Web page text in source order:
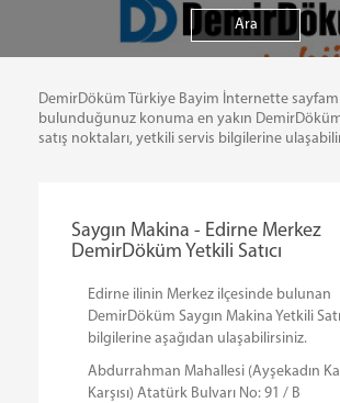
DemirDöküm Türkiye Bayim İnternette
bulunduğunuz konuma en yakın DemirDöküm
satış noktaları, yetkili servis bilgilerine
Saygın Makina - Edirne Merkez
DemirDöküm Yetkili Satıcı
Edirne ilinin Merkez ilçesinde bulunan
DemirDöküm Saygın Makina Yetkili
bilgilerine aşağıdan ulaşabilirsiniz.
Abdurrahman Mahallesi (Ayşekadın
Karşısı) Atatürk Bulvarı No: 91 / B